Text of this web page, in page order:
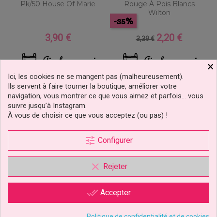
Pk/50 House Of Marie
Prix
3,90 €
Ajouter au panier
Rouge À Pois Blancs
Wilton
Prix
base
3,39 €
-35%
Prix
2,20 €
Ajouter au panier ×
Ici, les cookies ne se mangent pas (malheureusement).
Ils servent à faire tourner la boutique, améliorer votre
navigation, vous montrer ce que vous aimez et parfois… vous
suivre jusqu’à Instagram.
À vous de choisir ce que vous acceptez (ou pas) !
tune Configurer
clear Rejeter
done_all Accepter